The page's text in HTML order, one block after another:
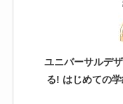
ユニバーサルデ
る! はじめての